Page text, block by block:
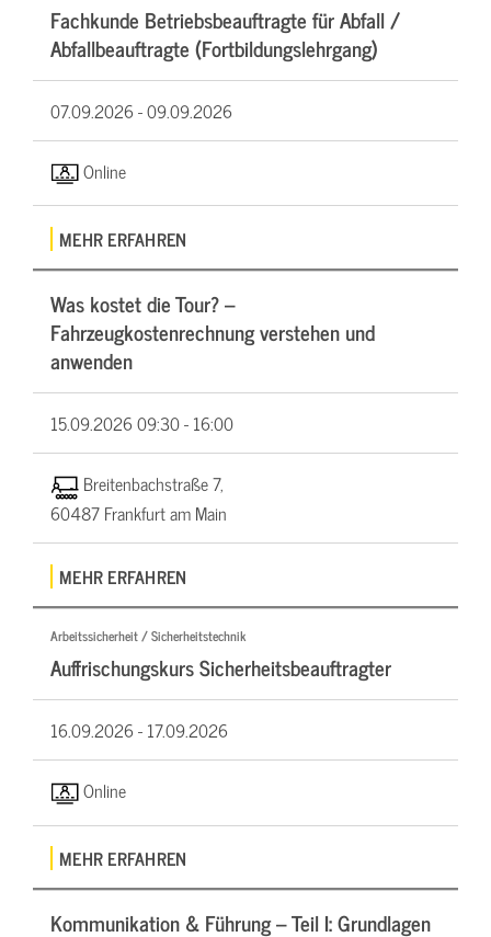
Fachkunde Betriebsbeauftragte für Abfall /
Abfallbeauftragte (Fortbildungslehrgang)
07.09.2026 -09.09.2026
Online
MEHR ERFAHREN
Was kostet die Tour? –
Fahrzeugkostenrechnung verstehen und
anwenden
15.09.202609:30 - 16:00
Breitenbachstraße 7,
60487 Frankfurt am Main
MEHR ERFAHREN
Arbeitssicherheit / Sicherheitstechnik
Auffrischungskurs Sicherheitsbeauftragter
16.09.2026 -17.09.2026
Online
MEHR ERFAHREN
Kommunikation & Führung – Teil I: Grundlagen